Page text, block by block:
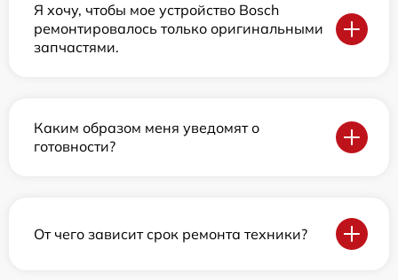
Я хочу, чтобы мое устройство Bosch
ремонтировалось только оригинальными
запчастями.
Каким образом меня уведомят о
готовности?
От чего зависит срок ремонта техники?